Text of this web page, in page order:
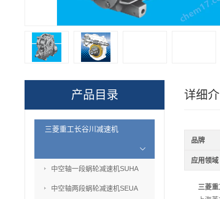
产品目录
三菱重工长谷川减速机
中空轴一段蜗轮减速机SUHA
中空轴两段蜗轮减速机SEUA
详细
品牌
应用领域
三菱